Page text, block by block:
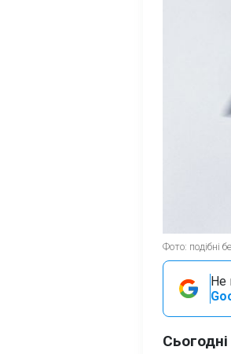
Фото: подібні
Не